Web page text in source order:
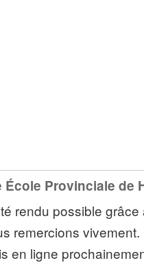
École Provinciale de
rendu possible
remercions vivement.
en ligne